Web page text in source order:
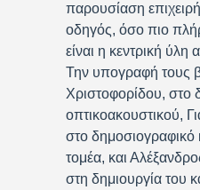
παρουσίαση
οδηγός, όσο πιο
είναι η κεντρική ύλη
Την υπογραφή τους
Χριστοφορίδου, στο
οπτικοακουστικού,
στο δημοσιογραφικό
τομέα, και
στη δημιουργία του